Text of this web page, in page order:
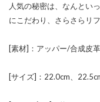
人気の秘密は、なんとい
にこだわり、さらさらリ
[素材]：アッパー/合成皮
[サイズ]：22.0cm、